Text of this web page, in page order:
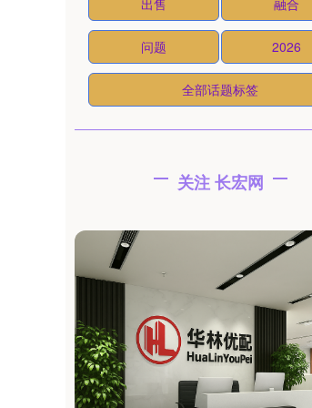
问题 2026
全部话题标签
关注 长宏网